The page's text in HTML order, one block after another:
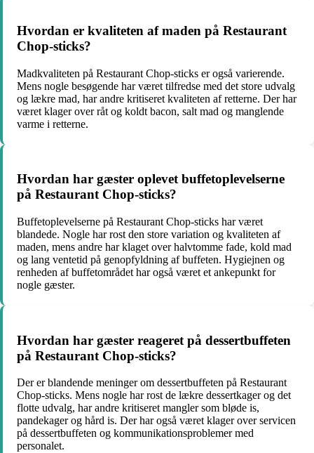
Hvordan er kvaliteten af maden på Restaurant
Chop-sticks?
Madkvaliteten på Restaurant Chop-sticks er også varierende.
Mens nogle besøgende har været tilfredse med det store udvalg
og lækre mad, har andre kritiseret kvaliteten af retterne. Der har
været klager over råt og koldt bacon, salt mad og manglende
varme i retterne.
Hvordan har gæster oplevet buffetoplevelserne
på Restaurant Chop-sticks?
Buffetoplevelserne på Restaurant Chop-sticks har været
blandede. Nogle har rost den store variation og kvaliteten af
maden, mens andre har klaget over halvtomme fade, kold mad
og lang ventetid på genopfyldning af buffeten. Hygiejnen og
renheden af buffetområdet har også været et ankepunkt for
nogle gæster.
Hvordan har gæster reageret på dessertbuffeten
på Restaurant Chop-sticks?
Der er blandende meninger om dessertbuffeten på Restaurant
Chop-sticks. Mens nogle har rost de lækre dessertkager og det
flotte udvalg, har andre kritiseret mangler som bløde is,
pandekager og hård is. Der har også været klager over servicen
på dessertbuffeten og kommunikationsproblemer med
personalet.